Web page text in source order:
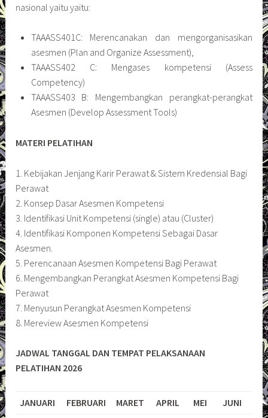
nasional yaitu yaitu:
TAAASS401C: Merencanakan dan mengorganisasikan
asesmen (Plan and Organize Assessment),
TAAASS402 C: Mengases kompetensi (Assess
Competency)
TAAASS403 B: Mengembangkan perangkat-perangkat
Asesmen (Develop Assessment Tools)
MATERI PELATIHAN
1. Kebijakan Jenjang Karir Perawat & Sistem Kredensial Bagi
Perawat
2. Konsep Dasar Asesmen Kompetensi
3. Identifikasi Unit Kompetensi (single) atau (Cluster)
4. Identifikasi Komponen Kompetensi Sebagai Dasar
Asesmen.
5. Perencanaan Asesmen Kompetensi Bagi Perawat
6. Mengembangkan Perangkat Asesmen Kompetensi Bagi
Perawat
7. Menyusun Perangkat Asesmen Kompetensi
8. Mereview Asesmen Kompetensi
JADWAL TANGGAL DAN TEMPAT PELAKSANAAN
PELATIHAN 2026
JANUARI FEBRUARI MARET APRIL MEI
JUNI